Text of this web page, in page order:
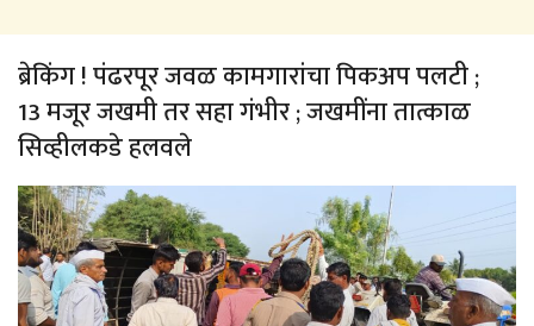
ब्रेकिंग ! पंढरपूर जवळ कामगारांचा पिकअप पलटी ;
13 मजूर जखमी तर सहा गंभीर ; जखमींना तात्काळ
सिव्हीलकडे हलवले